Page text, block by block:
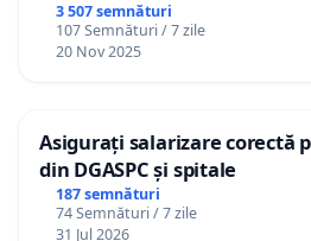
3 507 semnături
107 Semnături / 7 zile
20 Nov 2025
Asigurați salarizare corectă
din DGASPC și spitale
187 semnături
74 Semnături / 7 zile
31 Jul 2026